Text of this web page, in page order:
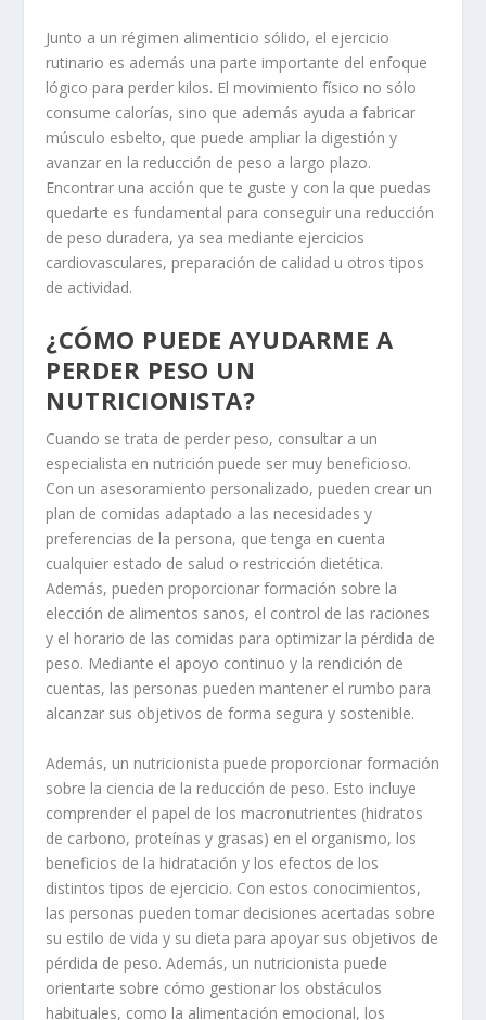
Junto a un régimen alimenticio sólido, el ejercicio
rutinario es además una parte importante del enfoque
lógico para perder kilos. El movimiento físico no sólo
consume calorías, sino que además ayuda a fabricar
músculo esbelto, que puede ampliar la digestión y
avanzar en la reducción de peso a largo plazo.
Encontrar una acción que te guste y con la que puedas
quedarte es fundamental para conseguir una reducción
de peso duradera, ya sea mediante ejercicios
cardiovasculares, preparación de calidad u otros tipos
de actividad.
¿CÓMO PUEDE AYUDARME A
PERDER PESO UN
NUTRICIONISTA?
Cuando se trata de perder peso, consultar a un
especialista en nutrición puede ser muy beneficioso.
Con un asesoramiento personalizado, pueden crear un
plan de comidas adaptado a las necesidades y
preferencias de la persona, que tenga en cuenta
cualquier estado de salud o restricción dietética.
Además, pueden proporcionar formación sobre la
elección de alimentos sanos, el control de las raciones
y el horario de las comidas para optimizar la pérdida de
peso. Mediante el apoyo continuo y la rendición de
cuentas, las personas pueden mantener el rumbo para
alcanzar sus objetivos de forma segura y sostenible.
Además, un nutricionista puede proporcionar formación
sobre la ciencia de la reducción de peso. Esto incluye
comprender el papel de los macronutrientes (hidratos
de carbono, proteínas y grasas) en el organismo, los
beneficios de la hidratación y los efectos de los
distintos tipos de ejercicio. Con estos conocimientos,
las personas pueden tomar decisiones acertadas sobre
su estilo de vida y su dieta para apoyar sus objetivos de
pérdida de peso. Además, un nutricionista puede
orientarte sobre cómo gestionar los obstáculos
habituales, como la alimentación emocional, los